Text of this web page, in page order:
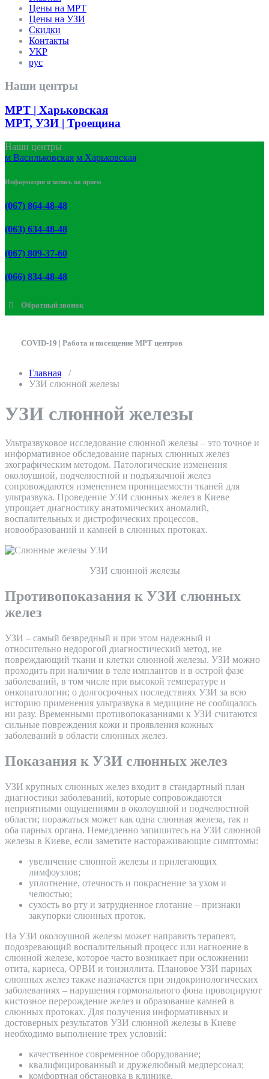
Цены на МРТ
Цены на УЗИ
Скидки
Контакты
УКР
рус
Наши центры
МРТ | Харьковская
МРТ, УЗИ | Троещина
Наши центры
м Васильковская м Харьковская
Информация и запись на прием
(067) 864-48-48
(063) 634-48-48
(067) 809-37-60
(066) 834-48-48
Обратный звонок
COVID-19 | Работа и посещение МРТ центров
Главная /
УЗИ слюнной железы
УЗИ слюнной железы
Ультразвуковое исследование слюнной железы – это точное и
информативное обследование парных слюнных желез
эхографическим методом. Патологические изменения
околоушной, подчелюстной и подъязычной желез
сопровождаются изменением проницаемости тканей для
ультразвука. Проведение УЗИ слюнных желез в Киеве
упрощает диагностику анатомических аномалий,
воспалительных и дистрофических процессов,
новообразований и камней в слюнных протоках.
УЗИ слюнной железы
Противопоказания к УЗИ слюнных
желез
УЗИ – самый безвредный и при этом надежный и
относительно недорогой диагностический метод, не
повреждающий ткани и клетки слюнной железы. УЗИ можно
проходить при наличии в теле имплантов и в острой фазе
заболеваний, в том числе при высокой температуре и
онкопатологии; о долгосрочных последствиях УЗИ за всю
историю применения ультразвука в медицине не сообщалось
ни разу. Временными противопоказаниями к УЗИ считаются
сильные повреждения кожи и проявления кожных
заболеваний в области слюнных желез.
Показания к УЗИ слюнных желез
УЗИ крупных слюнных желез входит в стандартный план
диагностики заболеваний, которые сопровождаются
неприятными ощущениями в околоушной и подчелюстной
области; поражаться может как одна слюнная железа, так и
оба парных органа. Немедленно запишитесь на УЗИ слюнной
железы в Киеве, если заметите настораживающие симптомы:
увеличение слюнной железы и прилегающих
лимфоузлов;
уплотнение, отечность и покраснение за ухом и
челюстью;
сухость во рту и затрудненное глотание – признаки
закупорки слюнных проток.
На УЗИ околоушной железы может направить терапевт,
подозревающий воспалительный процесс или нагноение в
слюнной железе, которое часто возникает при осложнении
отита, кариеса, ОРВИ и тонзиллита. Плановое УЗИ парных
слюнных желез также назначается при эндокринологических
заболеваниях – нарушения гормонального фона провоцируют
кистозное перерождение желез и образование камней в
слюнных протоках. Для получения информативных и
достоверных результатов УЗИ слюнной железы в Киеве
необходимо выполнение трех условий:
качественное современное оборудование;
квалифицированный и дружелюбный медперсонал;
комфортная обстановка в клинике.